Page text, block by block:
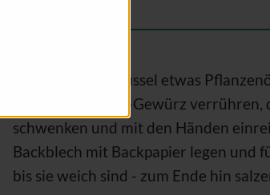
In einer Rührschüssel etwas
und dem Paprika-Gewürz
schwenken und mit den Händen
Backblech mit Backpapier legen und
bis sie weich sind - zum Ende hin